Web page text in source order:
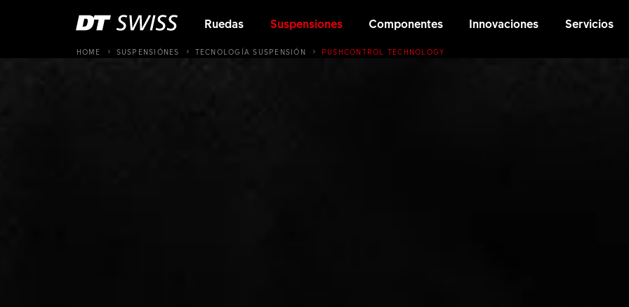
Ruedas Suspensiones Componentes Innovaciones Servicios
HOME SUSPENSIÓNES TECNOLOGÍA SUSPENSIÓN PUSHCONTROL TECHNOLOGY